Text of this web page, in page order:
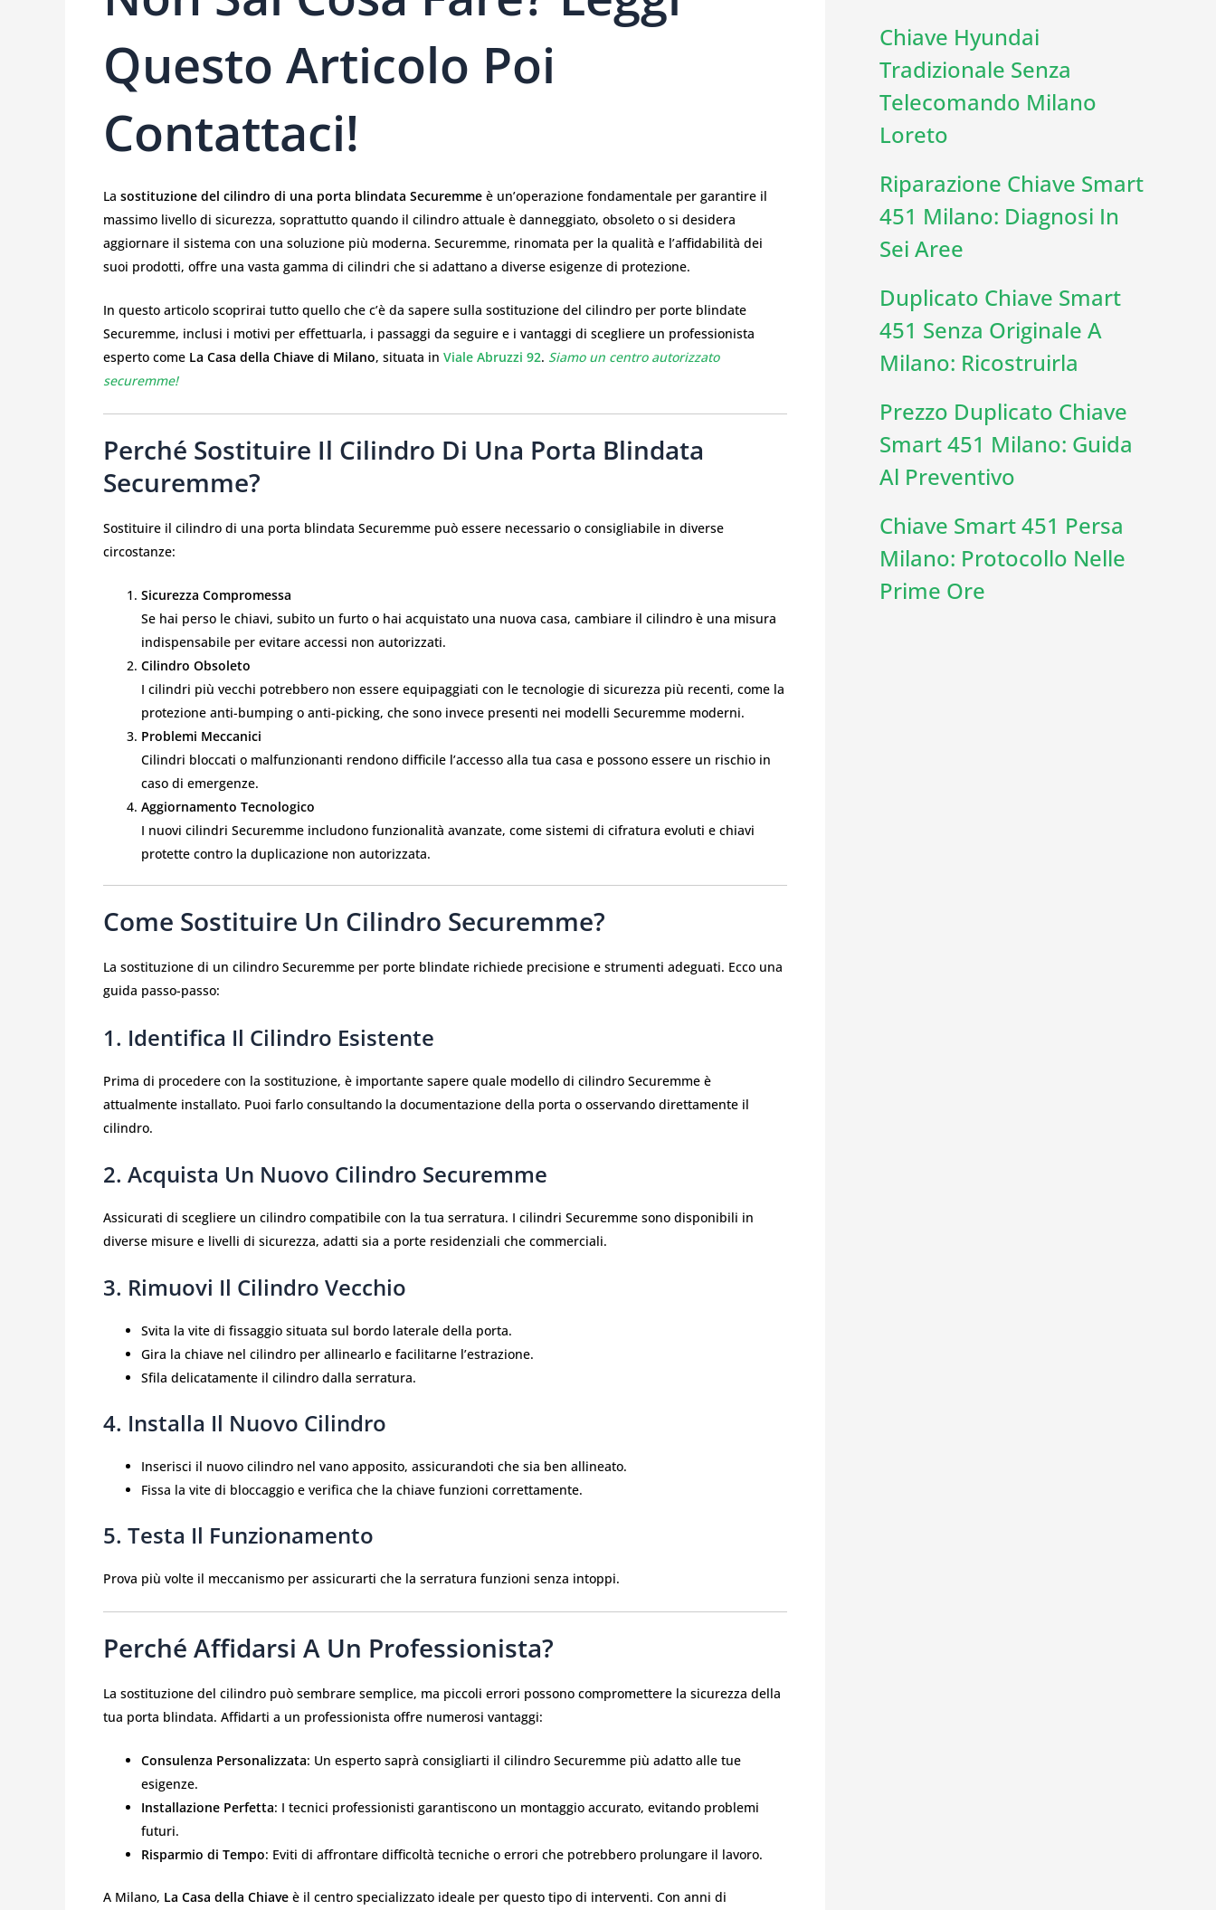
Questo Articolo Poi
Contattaci!
La sostituzione del cilindro di una porta blindata Securemme è un’operazione fondamentale per garantire il
massimo livello di sicurezza, soprattutto quando il cilindro attuale è danneggiato, obsoleto o si desidera
aggiornare il sistema con una soluzione più moderna. Securemme, rinomata per la qualità e l’affidabilità dei
suoi prodotti, offre una vasta gamma di cilindri che si adattano a diverse esigenze di protezione.
In questo articolo scoprirai tutto quello che c’è da sapere sulla sostituzione del cilindro per porte blindate
Securemme, inclusi i motivi per effettuarla, i passaggi da seguire e i vantaggi di scegliere un professionista
esperto come La Casa della Chiave di Milano, situata in Viale Abruzzi 92. Siamo un centro autorizzato
securemme!
Perché Sostituire Il Cilindro Di Una Porta Blindata
Securemme?
Sostituire il cilindro di una porta blindata Securemme può essere necessario o consigliabile in diverse
circostanze:
Sicurezza Compromessa
Se hai perso le chiavi, subito un furto o hai acquistato una nuova casa, cambiare il cilindro è una misura
indispensabile per evitare accessi non autorizzati.
Cilindro Obsoleto
I cilindri più vecchi potrebbero non essere equipaggiati con le tecnologie di sicurezza più recenti, come la
protezione anti-bumping o anti-picking, che sono invece presenti nei modelli Securemme moderni.
Problemi Meccanici
Cilindri bloccati o malfunzionanti rendono difficile l’accesso alla tua casa e possono essere un rischio in
caso di emergenze.
Aggiornamento Tecnologico
I nuovi cilindri Securemme includono funzionalità avanzate, come sistemi di cifratura evoluti e chiavi
protette contro la duplicazione non autorizzata.
Come Sostituire Un Cilindro Securemme?
La sostituzione di un cilindro Securemme per porte blindate richiede precisione e strumenti adeguati. Ecco una
guida passo-passo:
1. Identifica Il Cilindro Esistente
Prima di procedere con la sostituzione, è importante sapere quale modello di cilindro Securemme è
attualmente installato. Puoi farlo consultando la documentazione della porta o osservando direttamente il
cilindro.
2. Acquista Un Nuovo Cilindro Securemme
Assicurati di scegliere un cilindro compatibile con la tua serratura. I cilindri Securemme sono disponibili in
diverse misure e livelli di sicurezza, adatti sia a porte residenziali che commerciali.
3. Rimuovi Il Cilindro Vecchio
Svita la vite di fissaggio situata sul bordo laterale della porta.
Gira la chiave nel cilindro per allinearlo e facilitarne l’estrazione.
Sfila delicatamente il cilindro dalla serratura.
4. Installa Il Nuovo Cilindro
Inserisci il nuovo cilindro nel vano apposito, assicurandoti che sia ben allineato.
Fissa la vite di bloccaggio e verifica che la chiave funzioni correttamente.
5. Testa Il Funzionamento
Prova più volte il meccanismo per assicurarti che la serratura funzioni senza intoppi.
Perché Affidarsi A Un Professionista?
La sostituzione del cilindro può sembrare semplice, ma piccoli errori possono compromettere la sicurezza della
tua porta blindata. Affidarti a un professionista offre numerosi vantaggi:
Consulenza Personalizzata: Un esperto saprà consigliarti il cilindro Securemme più adatto alle tue
esigenze.
Installazione Perfetta: I tecnici professionisti garantiscono un montaggio accurato, evitando problemi
futuri.
Risparmio di Tempo: Eviti di affrontare difficoltà tecniche o errori che potrebbero prolungare il lavoro.
A Milano, La Casa della Chiave è il centro specializzato ideale per questo tipo di interventi. Con anni di
Chiave Hyundai
Tradizionale Senza
Telecomando Milano
Loreto
Riparazione Chiave Smart
451 Milano: Diagnosi In
Sei Aree
Duplicato Chiave Smart
451 Senza Originale A
Milano: Ricostruirla
Prezzo Duplicato Chiave
Smart 451 Milano: Guida
Al Preventivo
Chiave Smart 451 Persa
Milano: Protocollo Nelle
Prime Ore